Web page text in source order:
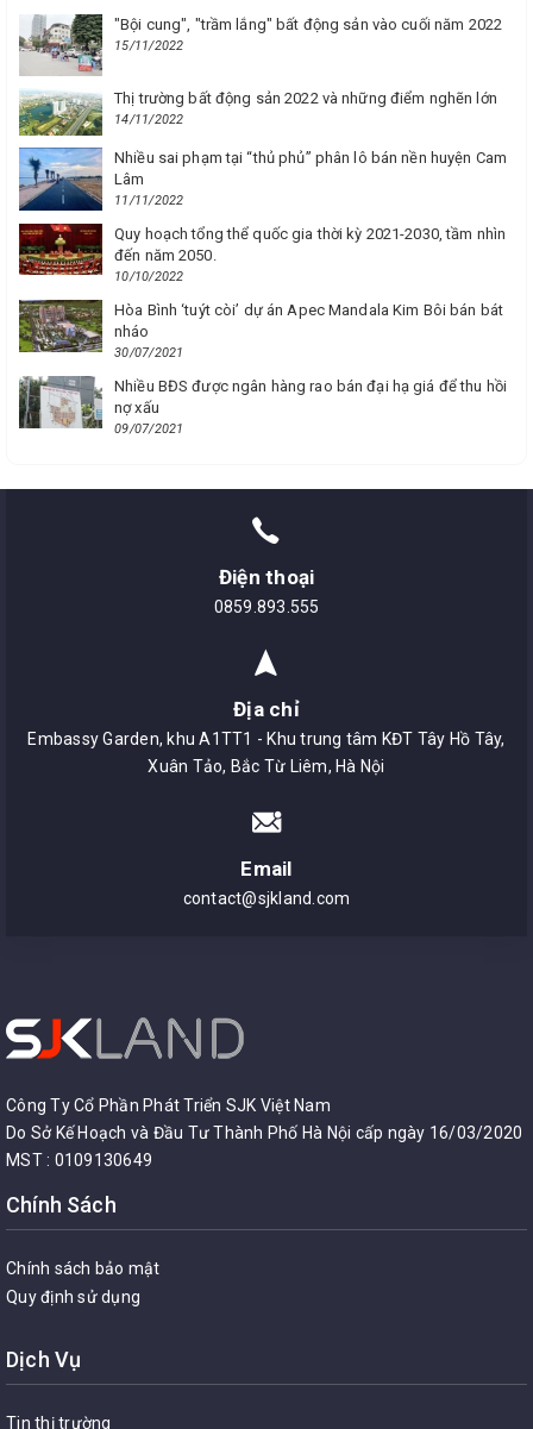
"Bội cung", "trầm lắng" bất động sản vào cuối năm 2022
15/11/2022
Thị trường bất động sản 2022 và những điểm nghẽn lớn
14/11/2022
Nhiều sai phạm tại “thủ phủ” phân lô bán nền huyện Cam
Lâm
11/11/2022
Quy hoạch tổng thể quốc gia thời kỳ 2021-2030, tầm nhìn
đến năm 2050.
10/10/2022
Hòa Bình ‘tuýt còi’ dự án Apec Mandala Kim Bôi bán bát
nháo
30/07/2021
Nhiều BĐS được ngân hàng rao bán đại hạ giá để thu hồi
nợ xấu
09/07/2021
Điện thoại
0859.893.555
Địa chỉ
Embassy Garden, khu A1TT1 - Khu trung tâm KĐT Tây Hồ Tây,
Xuân Tảo, Bắc Từ Liêm, Hà Nội
Email
contact@sjkland.com
Công Ty Cổ Phần Phát Triển SJK Việt Nam
Do Sở Kế Hoạch và Đầu Tư Thành Phố Hà Nội cấp ngày 16/03/2020
MST : 0109130649
Chính Sách
Chính sách bảo mật
Quy định sử dụng
Dịch Vụ
Tin thị trường